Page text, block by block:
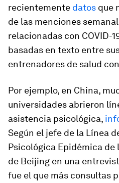
recientemente datos que
de las menciones
relacionadas con COVID-
basadas en texto entre
entrenadores de salud
Por ejemplo, en China,
universidades abrieron
asistencia psicológica,
Según el jefe de la Línea
Psicológica Epidémica de
de Beijing en una
fue el que más consultas